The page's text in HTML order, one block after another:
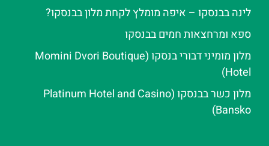
לינה בבנסקו – איפה מומלץ לקחת מלון בבנסקו?
ספא ומרחצאות חמים בבנסקו
מלון מומיני דבורי בנסקו (Momini Dvori Boutique
Hotel)
מלון כשר בבנסקו (Platinum Hotel and Casino
Bansko)